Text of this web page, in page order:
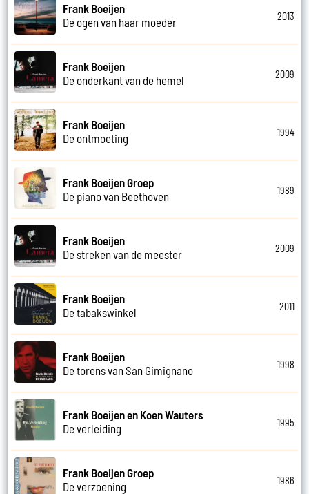
Frank Boeijen
De ogen van haar moeder
2013
Frank Boeijen
De onderkant van de hemel
2009
Frank Boeijen
De ontmoeting
1994
Frank Boeijen Groep
De piano van Beethoven
1989
Frank Boeijen
De streken van de meester
2009
Frank Boeijen
De tabakswinkel
2011
Frank Boeijen
De torens van San Gimignano
1998
Frank Boeijen en Koen Wauters
De verleiding
1995
Frank Boeijen Groep
De verzoening
1986